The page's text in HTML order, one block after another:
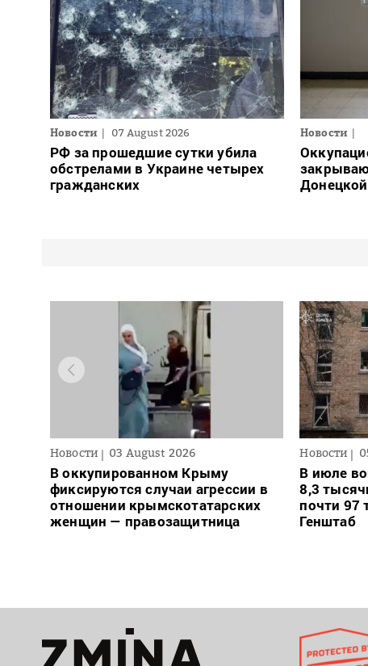
Новости 07 August 2026
РФ за прошедшие сутки убила
обстрелами в Украине четырех
гражданских
Новости
Новости 03 August 2026
В оккупированном Крыму
фиксируются случаи агрессии в
отношении крымскотатарских
женщин — правозащитница
Новости
В июле
8,3
почти 97
Генштаб